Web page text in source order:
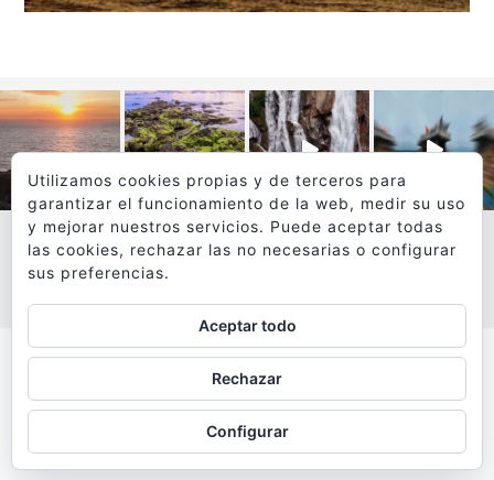
VER MÁS
Todos los textos y fotografías de
www.viajesyfotografia.comson propiedad de su autor
y están protegidos por © Copyright
Utilizamos cookies propias y de terceros para
garantizar el funcionamiento de la web, medir su uso
y mejorar nuestros servicios. Puede aceptar todas
las cookies, rechazar las no necesarias o configurar
sus preferencias.
Aceptar todo
Rechazar
Configurar